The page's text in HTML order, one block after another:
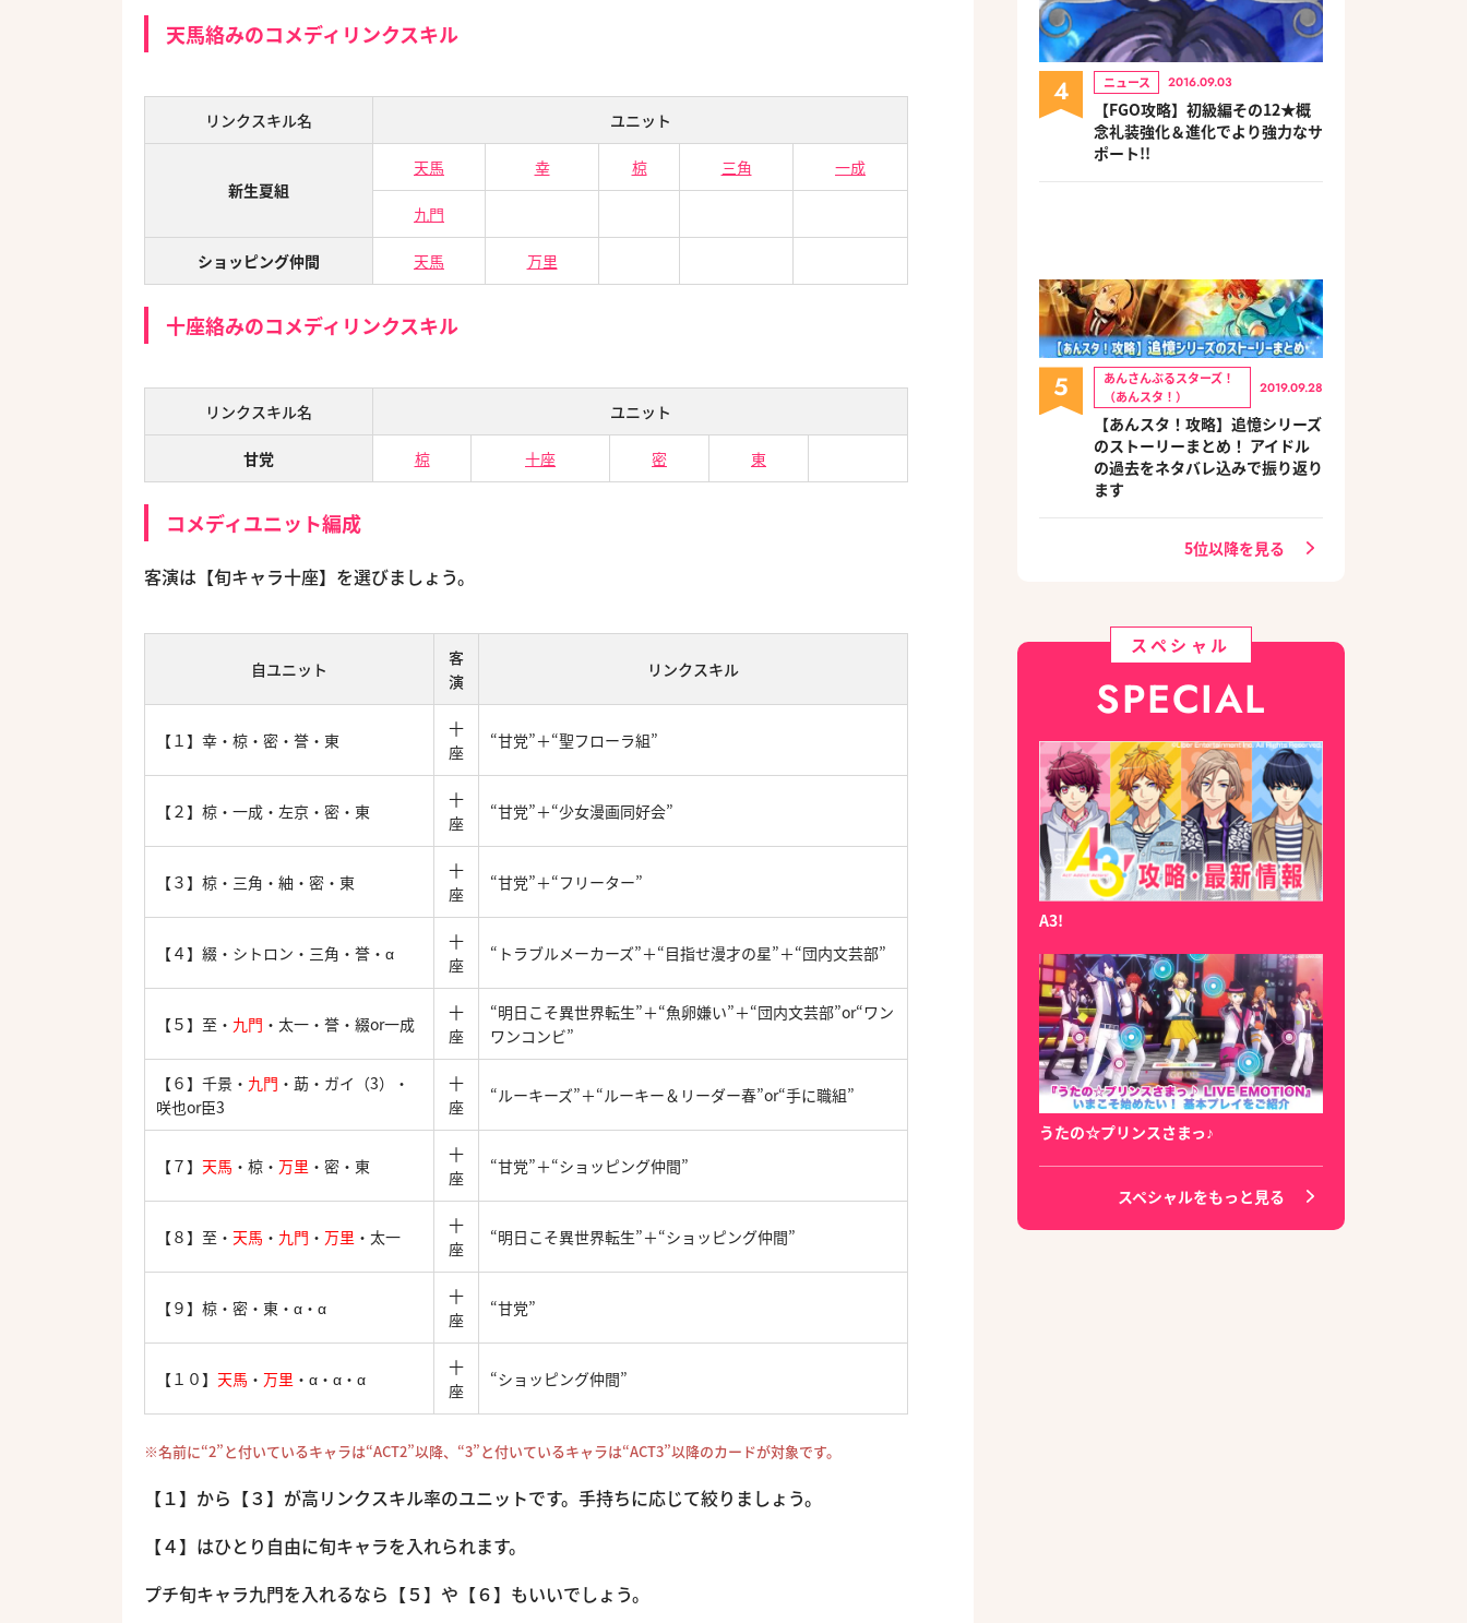
天馬絡みのコメディリンクスキル
リンクスキル名 ユニット
新生夏組
天馬 幸 椋 三角 一成
九門
ショッピング仲間 天馬 万里
十座絡みのコメディリンクスキル
リンクスキル名 ユニット
甘党 椋 十座 密 東
コメディユニット編成
客演は【旬キャラ十座】を選びましょう。
自ユニット
客
演
リンクスキル
【１】幸・椋・密・誉・東
十
座
“甘党”＋“聖フローラ組”
【２】椋・一成・左京・密・東
十
座
“甘党”＋“少女漫画同好会”
【３】椋・三角・紬・密・東
十
座
“甘党”＋“フリーター”
【４】綴・シトロン・三角・誉・α
十
座
“トラブルメーカーズ”＋“目指せ漫才の星”＋“団内文芸部”
【５】至・ 九門 ・太一・誉・綴or一成
十
座
“明日こそ異世界転生”＋“魚卵嫌い”＋“団内文芸部”or“ワン
ワンコンビ”
【６】千景・ 九門 ・莇・ガイ（3）・
咲也or臣3
十
座
“ルーキーズ”＋“ルーキー＆リーダー春”or“手に職組”
【７】 天馬 ・椋・ 万里 ・密・東
十
座
“甘党”＋“ショッピング仲間”
【８】至・ 天馬 ・ 九門 ・ 万里 ・太一
十
座
“明日こそ異世界転生”＋“ショッピング仲間”
【９】椋・密・東・α・α
十
座
“甘党”
【１０】 天馬 ・ 万里 ・α・α・α
十
座
“ショッピング仲間”
※名前に“2”と付いているキャラは“ACT2”以降、“3”と付いているキャラは“ACT3”以降のカードが対象です。
【１】から【３】が高リンクスキル率のユニットです。手持ちに応じて絞りましょう。
【４】はひとり自由に旬キャラを入れられます。
プチ旬キャラ九門を入れるなら【５】や【６】もいいでしょう。
4 ニュース 2016.09.03
【FGO攻略】初級編その12★概
念礼装強化＆進化でより強力なサ
ポート!!
5
あんさんぶるスターズ！
（あんスタ！）
2019.09.28
【あんスタ！攻略】追憶シリーズ
のストーリーまとめ！ アイドル
の過去をネタバレ込みで振り返り
ます
5位以降を見る
スペシャル
SPECIAL
A3!
うたの☆プリンスさまっ♪
スペシャルをもっと見る